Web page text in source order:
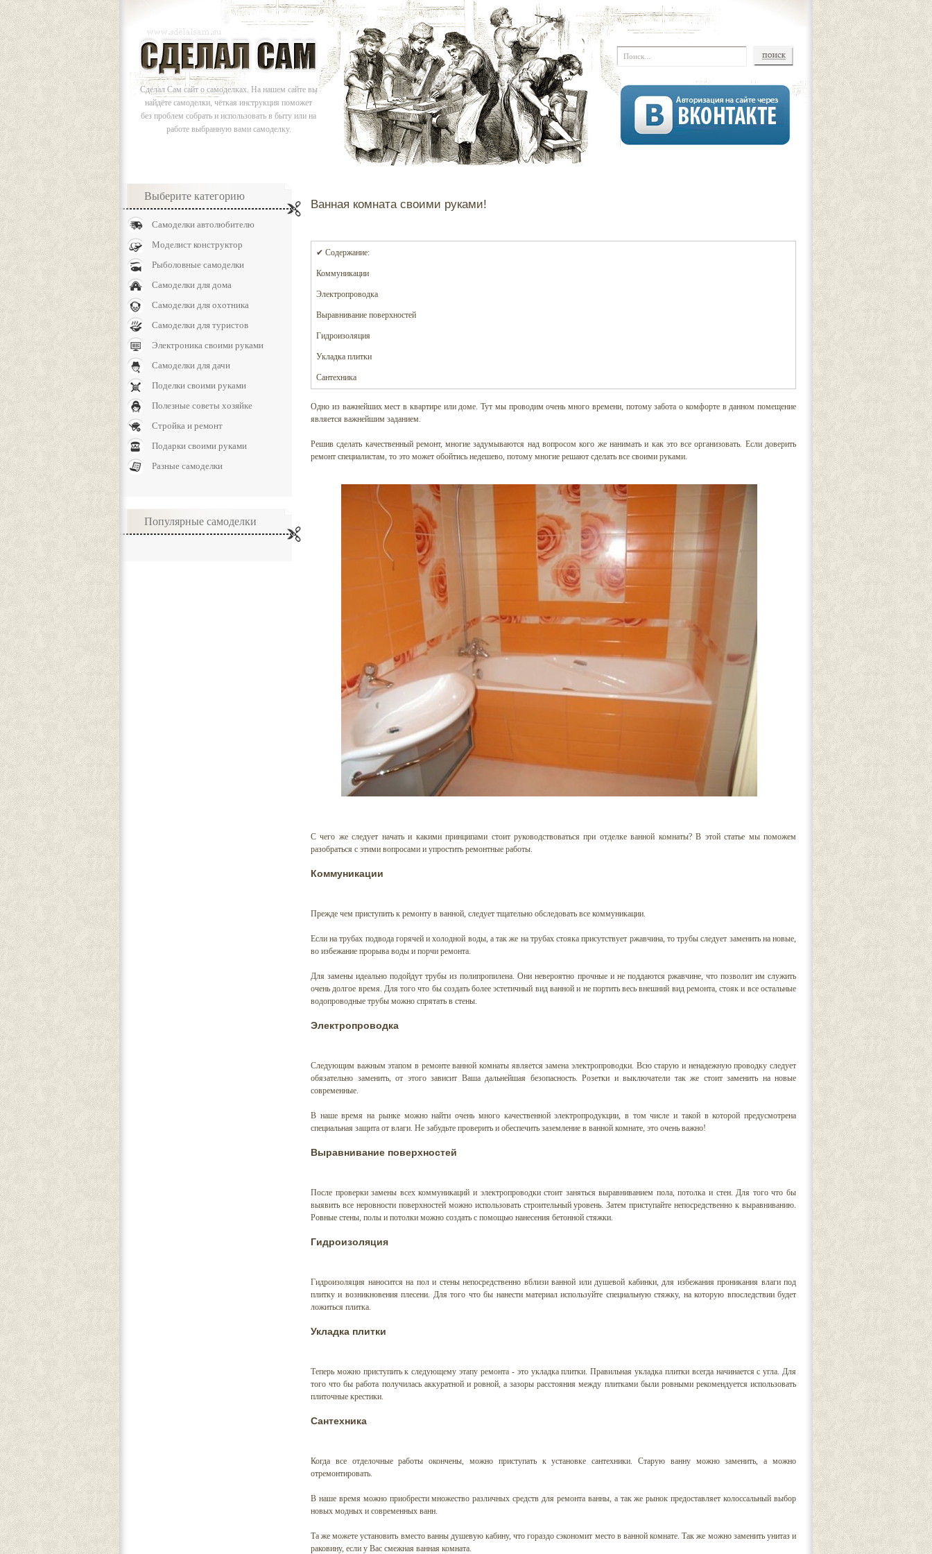
Сделал Сам сайт о самоделках. На нашем сайте вы
найдёте самоделки, чёткая инструкция поможет
без проблем собрать и использовать в быту или на
работе выбранную вами самоделку.
Выберите категорию
Самоделки автолюбителю
Моделист конструктор
Рыболовные самоделки
Самоделки для дома
Самоделки для охотника
Самоделки для туристов
Электроника своими руками
Самоделки для дачи
Поделки своими руками
Полезные советы хозяйке
Стройка и ремонт
Подарки своими руками
Разные самоделки
Популярные самоделки
Ванная комната своими руками!
✔ Содержание:
Коммуникации
Электропроводка
Выравнивание поверхностей
Гидроизоляция
Укладка плитки
Сантехника
Одно из важнейших мест в квартире или доме. Тут мы проводим очень много времени, потому забота о комфорте в данном помещение
является важнейшим заданием.
Решив сделать качественный ремонт, многие задумываются над вопросом кого же нанимать и как это все организовать. Если доверить
ремонт специалистам, то это может обойтись недешево, потому многие решают сделать все своими руками.
С чего же следует начать и какими принципами стоит руководствоваться при отделке ванной комнаты? В этой статье мы поможем
разобраться с этими вопросами и упростить ремонтные работы.
Коммуникации
Прежде чем приступить к ремонту в ванной, следует тщательно обследовать все коммуникации.
Если на трубах подвода горячей и холодной воды, а так же на трубах стояка присутствует ржавчина, то трубы следует заменить на новые,
во избежание прорыва воды и порчи ремонта.
Для замены идеально подойдут трубы из полипропилена. Они невероятно прочные и не поддаются ржавчине, что позволит им служить
очень долгое время. Для того что бы создать более эстетичный вид ванной и не портить весь внешний вид ремонта, стояк и все остальные
водопроводные трубы можно спрятать в стены.
Электропроводка
Следующим важным этапом в ремонте ванной комнаты является замена электропроводки. Всю старую и ненадежную проводку следует
обязательно заменить, от этого зависит Ваша дальнейшая безопасность. Розетки и выключатели так же стоит заменить на новые
современные.
В наше время на рынке можно найти очень много качественной электропродукции, в том числе и такой в которой предусмотрена
специальная защита от влаги. Не забудьте проверить и обеспечить заземление в ванной комнате, это очень важно!
Выравнивание поверхностей
После проверки замены всех коммуникаций и электропроводки стоит заняться выравниванием пола, потолка и стен. Для того что бы
выявить все неровности поверхностей можно использовать строительный уровень. Затем приступайте непосредственно к выравниванию.
Ровные стены, полы и потолки можно создать с помощью нанесения бетонной стяжки.
Гидроизоляция
Гидроизоляция наносится на пол и стены непосредственно вблизи ванной или душевой кабинки, для избежания проникания влаги под
плитку и возникновения плесени. Для того что бы нанести материал используйте специальную стяжку, на которую впоследствии будет
ложиться плитка.
Укладка плитки
Теперь можно приступить к следующему этапу ремонта - это укладка плитки. Правильная укладка плитки всегда начинается с угла. Для
того что бы работа получилась аккуратной и ровной, а зазоры расстояния между плитками были ровными рекомендуется использовать
плиточные крестики.
Сантехника
Когда все отделочные работы окончены, можно приступать к установке сантехники. Старую ванну можно заменить, а можно
отремонтировать.
В наше время можно приобрести множество различных средств для ремонта ванны, а так же рынок предоставляет колоссальный выбор
новых модных и современных ванн.
Та же можете установить вместо ванны душевую кабину, что гораздо сэкономит место в ванной комнате. Так же можно заменить унитаз и
раковину, если у Вас смежная ванная комната.